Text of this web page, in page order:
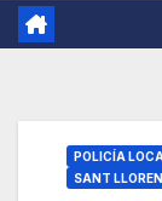
POLICÍA
SANT